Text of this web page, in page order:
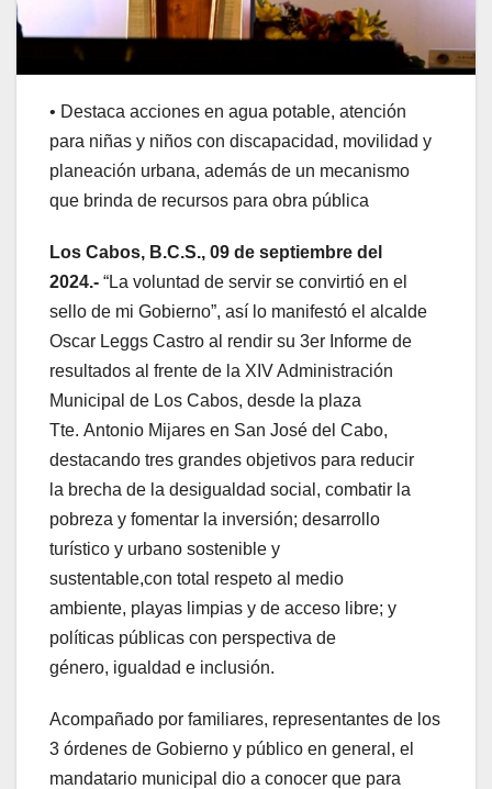
• Destaca acciones en agua potable, atención
para niñas y niños con discapacidad, movilidad y
planeación urbana, además de un mecanismo
que brinda de recursos para obra pública
Los Cabos, B.C.S., 09 de septiembre del
2024.- “La voluntad de servir se convirtió en el
sello de mi Gobierno”, así lo manifestó el alcalde
Oscar Leggs Castro al rendir su 3er Informe de
resultados al frente de la XIV Administración
Municipal de Los Cabos, desde la plaza
Tte. Antonio Mijares en San José del Cabo,
destacando tres grandes objetivos para reducir
la brecha de la desigualdad social, combatir la
pobreza y fomentar la inversión; desarrollo
turístico y urbano sostenible y
sustentable,con total respeto al medio
ambiente, playas limpias y de acceso libre; y
políticas públicas con perspectiva de
género, igualdad e inclusión.
Acompañado por familiares, representantes de los
3 órdenes de Gobierno y público en general, el
mandatario municipal dio a conocer que para